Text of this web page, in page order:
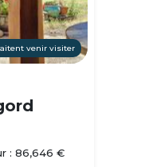
venir visiter
: 86,646 €